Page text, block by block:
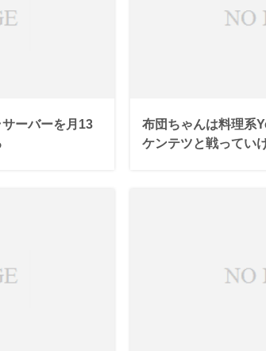
サーバーを月13
布団ちゃんは料理系
ケンテツと戦ってい